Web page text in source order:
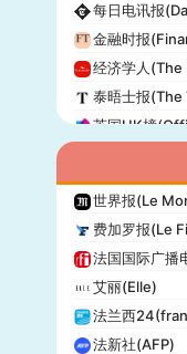
每日电讯报
金融时报
经济学人
泰晤士报(The
英国UK榜
世界报(Le
费加罗报(Le
法国国际广播
艾丽(Elle)
法兰西
法新社(AFP)